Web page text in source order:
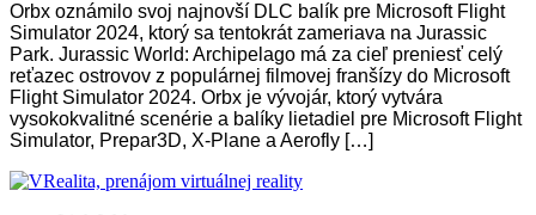
Orbx oznámilo svoj najnovší DLC balík pre Microsoft Flight
Simulator 2024, ktorý sa tentokrát zameriava na Jurassic
Park. Jurassic World: Archipelago má za cieľ preniesť celý
reťazec ostrovov z populárnej filmovej franšízy do Microsoft
Flight Simulator 2024. Orbx je vývojár, ktorý vytvára
vysokokvalitné scenérie a balíky lietadiel pre Microsoft Flight
Simulator, Prepar3D, X-Plane a Aerofly […]